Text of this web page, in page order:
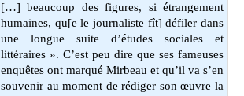
[…] beaucoup des figures, si étrangement
humaines, qu[e le journaliste fît] défiler dans
une longue suite d’études sociales et
littéraires ». C’est peu dire que ses fameuses
enquêtes ont marqué Mirbeau et qu’il va s’en
souvenir au moment de rédiger son œuvre la